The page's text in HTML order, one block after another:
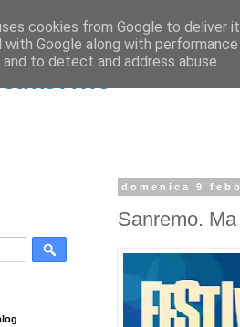
domenica 9
Sanremo.
cookies from Google to deliver
with Google along with
to detect and address abuse.